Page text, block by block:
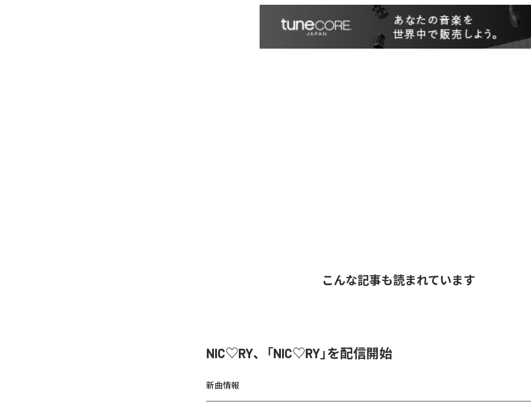
こんな記事も読まれています
NIC♡RY、「NIC♡RY」を配信開始
新曲情報